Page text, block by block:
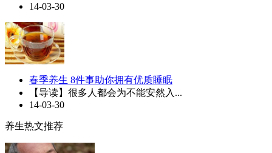
14-03-30
春季养生 8件事助你拥有优质睡眠
【导读】很多人都会为不能安然入...
14-03-30
养生热文推荐